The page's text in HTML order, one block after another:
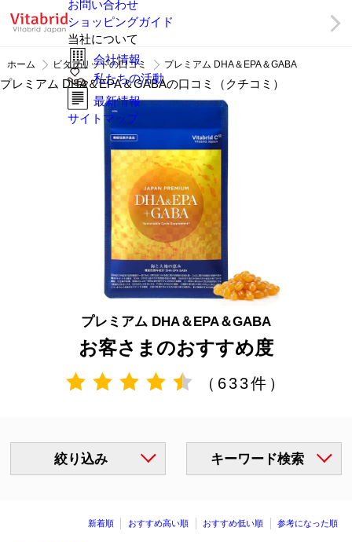
お問い合わせ
ショッピングガイド
当社について
会社情報
私たちの活動
最新情報
サイトマップ
ホーム ビタブリッドの口コミ プレミアム DHA＆EPA＆GABA
プレミアム DHA＆EPA＆GABAの口コミ（クチコミ）
プレミアム DHA＆EPA＆GABA
お客さまのおすすめ度
（633件）
絞り込み キーワード検索
新着順 おすすめ高い順 おすすめ低い順 参考になった順